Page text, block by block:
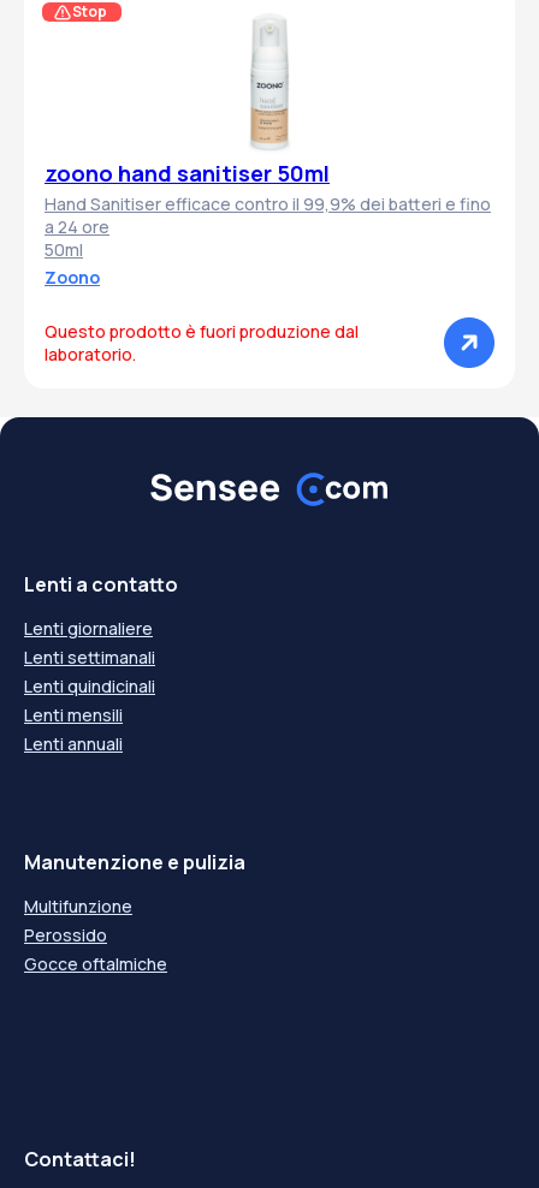
zoono hand sanitiser 50ml
Hand Sanitiser efficace contro il 99,9% dei batteri e fino
a 24 ore
50ml
Zoono
Questo prodotto è fuori produzione dal
laboratorio.
Stop
Lenti a contatto
Lenti giornaliere
Lenti settimanali
Lenti quindicinali
Lenti mensili
Lenti annuali
Manutenzione e pulizia
Multifunzione
Perossido
Gocce oftalmiche
Contattaci!